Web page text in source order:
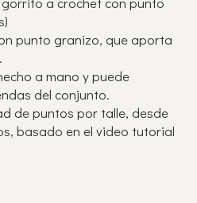
punto granizo, que aporta
a mano y puede
del conjunto.
de puntos por talle, desde
basado en el video tutorial